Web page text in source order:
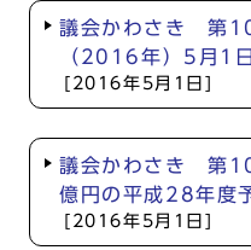
議会かわさき 第
（2016年）5月1
[2016年5月1日]
議会かわさき 第
億円の平成28年度
[2016年5月1日]